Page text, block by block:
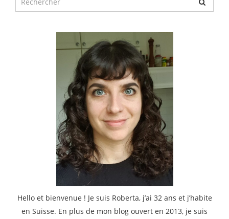
pour
Hello et bienvenue ! Je suis Roberta, j’ai 32 ans et j’habite
en Suisse. En plus de mon blog ouvert en 2013, je suis